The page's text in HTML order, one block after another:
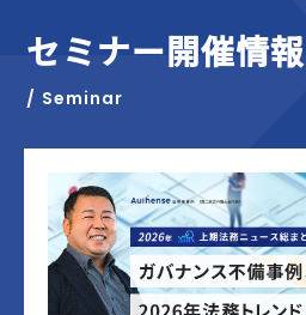
セミナー開催情報
/ Seminar